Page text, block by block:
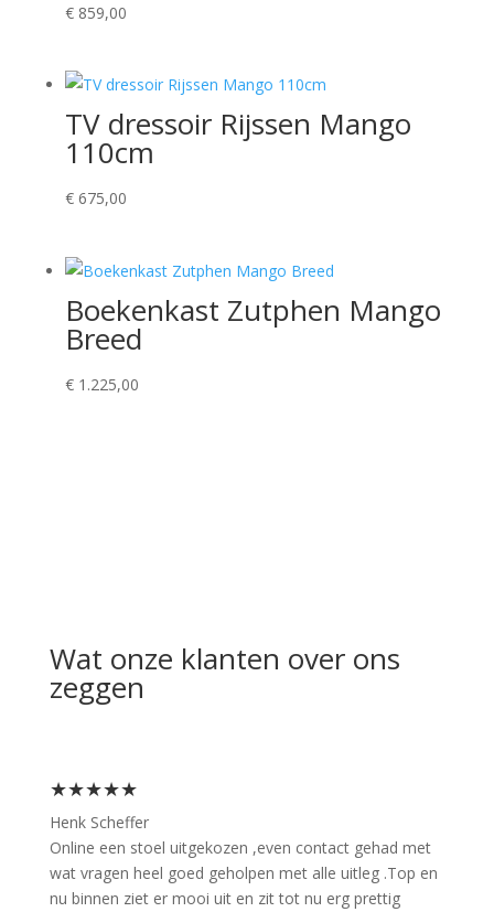
€859,00
TV dressoir Rijssen Mango
110cm
€675,00
Boekenkast Zutphen Mango
Breed
€1.225,00
Wat onze klanten over ons
zeggen
★★★★★
Henk Scheffer
Online een stoel uitgekozen ,even contact gehad met
wat vragen heel goed geholpen met alle uitleg .Top en
nu binnen ziet er mooi uit en zit tot nu erg prettig